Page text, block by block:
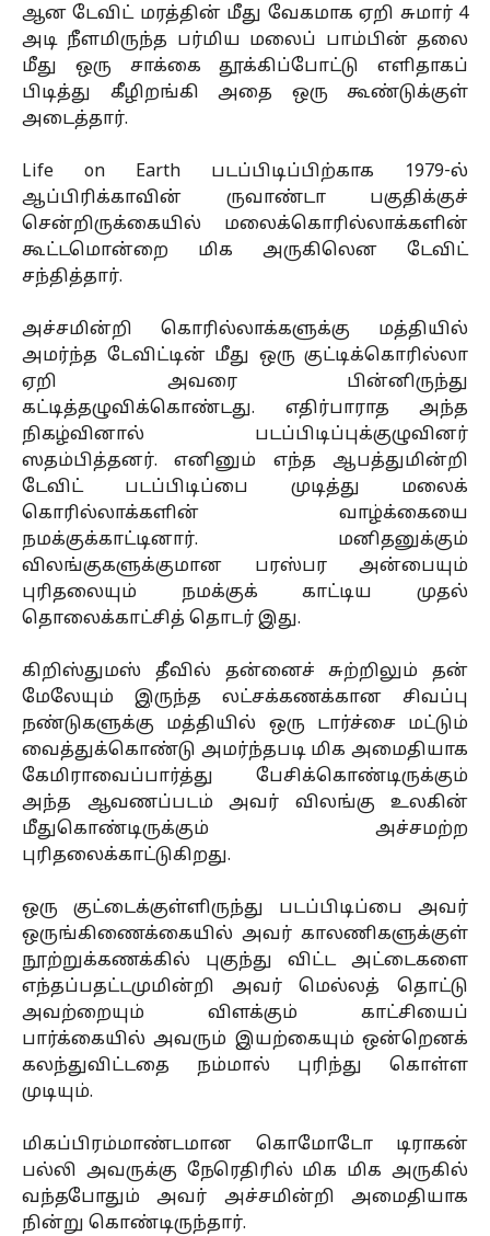
ஆன டேவிட் மரத்தின் மீது வேகமாக ஏறி சுமார் 4
அடி நீளமிருந்த பர்மிய மலைப் பாம்பின் தலை
மீது ஒரு சாக்கை தூக்கிப்போட்டு எளிதாகப்
பிடித்து கீழிறங்கி அதை ஒரு கூண்டுக்குள்
அடைத்தார்.
Life on Earth படப்பிடிப்பிற்காக 1979-ல்
ஆப்பிரிக்காவின் ருவாண்டா பகுதிக்குச்
சென்றிருக்கையில் மலைக்கொரில்லாக்களின்
கூட்டமொன்றை மிக அருகிலென டேவிட்
சந்தித்தார்.
அச்சமின்றி கொரில்லாக்களுக்கு மத்தியில்
அமர்ந்த டேவிட்டின் மீது ஒரு குட்டிக்கொரில்லா
ஏறி அவரை பின்னிருந்து
கட்டித்தழுவிக்கொண்டது. எதிர்பாராத அந்த
நிகழ்வினால் படப்பிடிப்புக்குழுவினர்
ஸதம்பித்தனர். எனினும் எந்த ஆபத்துமின்றி
டேவிட் படப்பிடிப்பை முடித்து மலைக்
கொரில்லாக்களின் வாழ்க்கையை
நமக்குக்காட்டினார். மனிதனுக்கும்
விலங்குகளுக்குமான பரஸ்பர அன்பையும்
புரிதலையும் நமக்குக் காட்டிய முதல்
தொலைக்காட்சித் தொடர் இது.
கிறிஸ்துமஸ் தீவில் தன்னைச் சுற்றிலும் தன்
மேலேயும் இருந்த லட்சக்கணக்கான சிவப்பு
நண்டுகளுக்கு மத்தியில் ஒரு டார்ச்சை மட்டும்
வைத்துக்கொண்டு அமர்ந்தபடி மிக அமைதியாக
கேமிராவைப்பார்த்து பேசிக்கொண்டிருக்கும்
அந்த ஆவணப்படம் அவர் விலங்கு உலகின்
மீதுகொண்டிருக்கும் அச்சமற்ற
புரிதலைக்காட்டுகிறது.
ஒரு குட்டைக்குள்ளிருந்து படப்பிடிப்பை அவர்
ஒருங்கிணைக்கையில் அவர் காலணிகளுக்குள்
நூற்றுக்கணக்கில் புகுந்து விட்ட அட்டைகளை
எந்தப்பதட்டமுமின்றி அவர் மெல்லத் தொட்டு
அவற்றையும் விளக்கும் காட்சியைப்
பார்க்கையில் அவரும் இயற்கையும் ஒன்றெனக்
கலந்துவிட்டதை நம்மால் புரிந்து கொள்ள
முடியும்.
மிகப்பிரம்மாண்டமான கொமோடோ டிராகன்
பல்லி அவருக்கு நேரெதிரில் மிக மிக அருகில்
வந்தபோதும் அவர் அச்சமின்றி அமைதியாக
நின்று கொண்டிருந்தார்.